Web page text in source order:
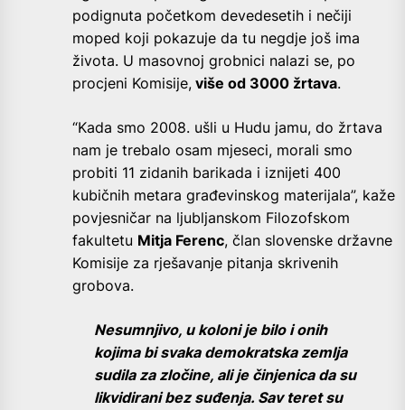
podignuta početkom devedesetih i nečiji
moped koji pokazuje da tu negdje još ima
života. U masovnoj grobnici nalazi se, po
procjeni Komisije, više od 3000 žrtava.
“Kada smo 2008. ušli u Hudu jamu, do žrtava
nam je trebalo osam mjeseci, morali smo
probiti 11 zidanih barikada i iznijeti 400
kubičnih metara građevinskog materijala”, kaže
povjesničar na ljubljanskom Filozofskom
fakultetu Mitja Ferenc, član slovenske državne
Komisije za rješavanje pitanja skrivenih
grobova.
Nesumnjivo, u koloni je bilo i onih
kojima bi svaka demokratska zemlja
sudila za zločine, ali je činjenica da su
likvidirani bez suđenja. Sav teret su